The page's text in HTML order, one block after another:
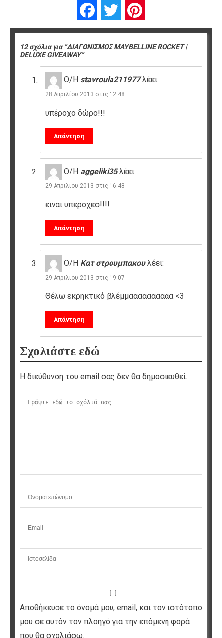
FacebookTwitter
12 σχόλια για “ΔΙΑΓΩΝΙΣΜΟΣ MAYBELLINE ROCKET |
DELUXE GIVEAWAY”
Ο/Η stavroula211977 λέει:
28 Απριλίου 2013 στις 12:48
υπέροχο δώρο!!!
Απάντηση
Ο/Η aggeliki35 λέει:
29 Απριλίου 2013 στις 16:48
ειναι υπεροχεσ!!!!
Απάντηση
Ο/Η Κατ στρουμπακου λέει:
29 Απριλίου 2013 στις 19:07
Θέλω εκρηκτικό βλέμμαααααααααα <3
Απάντηση
Σχολιάστε εδώ
Η διεύθυνση του email σας δεν θα δημοσιευθεί.
Αποθήκευσε το όνομά μου, email, και τον ιστότοπο
μου σε αυτόν τον πλοηγό για την επόμενη φορά
που θα σχολιάσω.